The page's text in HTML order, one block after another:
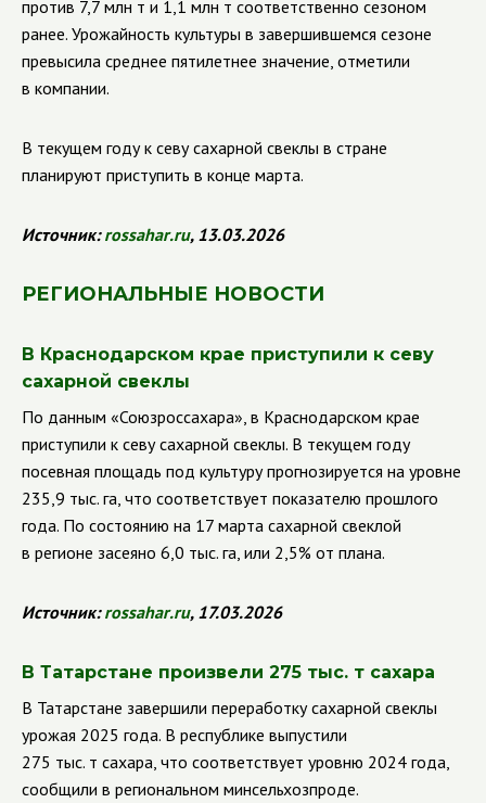
против 7,7 млн т и 1,1 млн т соответственно сезоном
ранее. Урожайность культуры в завершившемся сезоне
превысила среднее пятилетнее значение, отметили
в компании.
В текущем году к севу сахарной свеклы в стране
планируют приступить в конце марта.
Источник:rossahar.ru, 13.03.2026
РЕГИОНАЛЬНЫЕ НОВОСТИ
В Краснодарском крае приступили к севу
сахарной свеклы
По данным «Союзроссахара», в Краснодарском крае
приступили к севу сахарной свеклы. В текущем году
посевная площадь под культуру прогнозируется на уровне
235,9 тыс. га, что соответствует показателю прошлого
года. По состоянию на 17 марта сахарной свеклой
в регионе засеяно 6,0 тыс. га, или 2,5% от плана.
Источник:rossahar.ru, 17.03.2026
В Татарстане произвели 275 тыс. т сахара
В Татарстане завершили переработку сахарной свеклы
урожая 2025 года. В республике выпустили
275 тыс. т сахара, что соответствует уровню 2024 года,
сообщили в региональном минсельхозпроде.